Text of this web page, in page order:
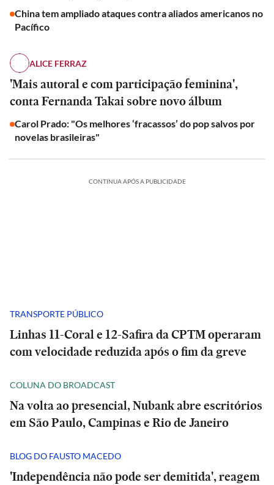
China tem ampliado ataques contra aliados americanos no
Pacífico
ALICE FERRAZ
'Mais autoral e com participação feminina',
conta Fernanda Takai sobre novo álbum
Carol Prado: "Os melhores ‘fracassos’ do pop salvos por
novelas brasileiras"
CONTINUA APÓS A PUBLICIDADE
TRANSPORTE PÚBLICO
Linhas 11-Coral e 12-Safira da CPTM operaram
com velocidade reduzida após o fim da greve
COLUNA DO BROADCAST
Na volta ao presencial, Nubank abre escritórios
em São Paulo, Campinas e Rio de Janeiro
BLOG DO FAUSTO MACEDO
'Independência não pode ser demitida', reagem